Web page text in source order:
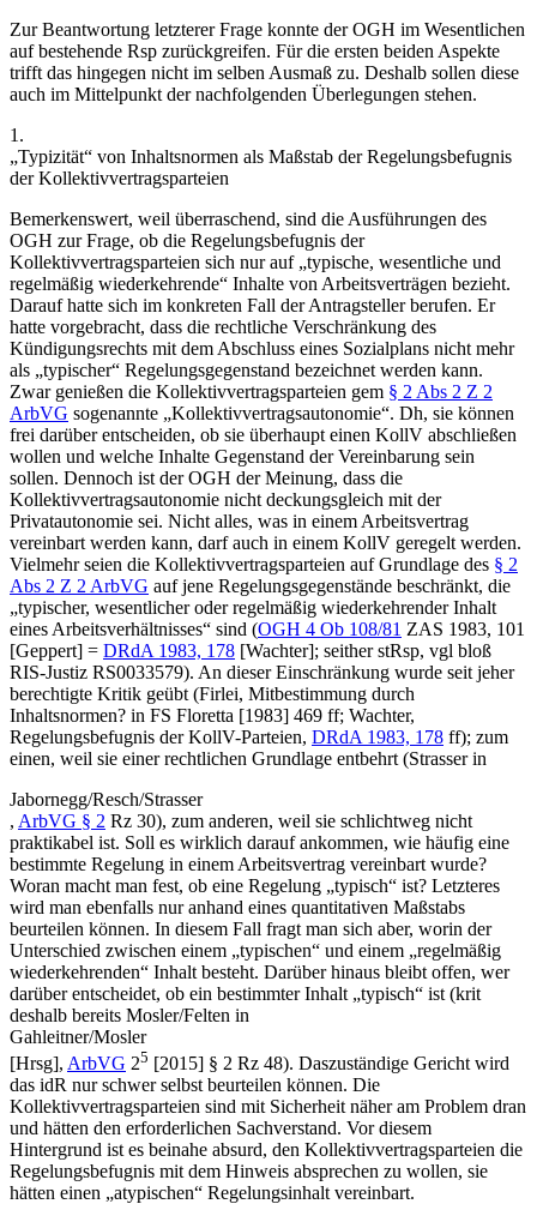
Zur Beantwortung letzterer Frage konnte der OGH im Wesentlichen
auf bestehende Rsp zurückgreifen. Für die ersten beiden Aspekte
trifft das hingegen nicht im selben Ausmaß zu. Deshalb sollen diese
auch im Mittelpunkt der nachfolgenden Überlegungen stehen.
1.
„Typizität“ von Inhaltsnormen als Maßstab der Regelungsbefugnis
der Kollektivvertragsparteien
Bemerkenswert, weil überraschend, sind die Ausführungen des
OGH zur Frage, ob die Regelungsbefugnis der
Kollektivvertragsparteien sich nur auf „typische, wesentliche und
regelmäßig wiederkehrende“ Inhalte von Arbeitsverträgen bezieht.
Darauf hatte sich im konkreten Fall der Antragsteller berufen. Er
hatte vorgebracht, dass die rechtliche Verschränkung des
Kündigungsrechts mit dem Abschluss eines Sozialplans nicht mehr
als „typischer“ Regelungsgegenstand bezeichnet werden kann.
Zwar genießen die Kollektivvertragsparteien gem § 2 Abs 2 Z 2
ArbVG sogenannte „Kollektivvertragsautonomie“. Dh, sie können
frei darüber entscheiden, ob sie überhaupt einen KollV abschließen
wollen und welche Inhalte Gegenstand der Vereinbarung sein
sollen. Dennoch ist der OGH der Meinung, dass die
Kollektivvertragsautonomie nicht deckungsgleich mit der
Privatautonomie sei. Nicht alles, was in einem Arbeitsvertrag
vereinbart werden kann, darf auch in einem KollV geregelt werden.
Vielmehr seien die Kollektivvertragsparteien auf Grundlage des § 2
Abs 2 Z 2 ArbVG auf jene Regelungsgegenstände beschränkt, die
„typischer, wesentlicher oder regelmäßig wiederkehrender Inhalt
eines Arbeitsverhältnisses“ sind (OGH 4 Ob 108/81 ZAS 1983, 101
[Geppert] = DRdA 1983, 178 [Wachter]; seither stRsp, vgl bloß
RIS-Justiz RS0033579). An dieser Einschränkung wurde seit jeher
berechtigte Kritik geübt (Firlei, Mitbestimmung durch
Inhaltsnormen? in FS Floretta [1983] 469 ff; Wachter,
Regelungsbefugnis der KollV-Parteien, DRdA 1983, 178 ff); zum
einen, weil sie einer rechtlichen Grundlage entbehrt (Strasserin
Jabornegg/Resch/Strasser
, ArbVG § 2 Rz 30), zum anderen, weil sie schlichtweg nicht
praktikabel ist. Soll es wirklich darauf ankommen, wie häufig eine
bestimmte Regelung in einem Arbeitsvertrag vereinbart wurde?
Woran macht man fest, ob eine Regelung „typisch“ ist? Letzteres
wird man ebenfalls nur anhand eines quantitativen Maßstabs
beurteilen können. In diesem Fall fragt man sich aber, worin der
Unterschied zwischen einem „typischen“ und einem „regelmäßig
wiederkehrenden“ Inhalt besteht. Darüber hinaus bleibt offen, wer
darüber entscheidet, ob ein bestimmter Inhalt „typisch“ ist (krit
deshalb bereits Mosler/Felten in
Gahleitner/Mosler
[Hrsg], ArbVG 25 [2015] § 2 Rz 48). Daszuständige Gericht wird
das idR nur schwer selbst beurteilen können. Die
Kollektivvertragsparteien sind mit Sicherheit näher am Problem dran
und hätten den erforderlichen Sachverstand. Vor diesem
Hintergrund ist es beinahe absurd, den Kollektivvertragsparteien die
Regelungsbefugnis mit dem Hinweis absprechen zu wollen, sie
hätten einen „atypischen“ Regelungsinhalt vereinbart.